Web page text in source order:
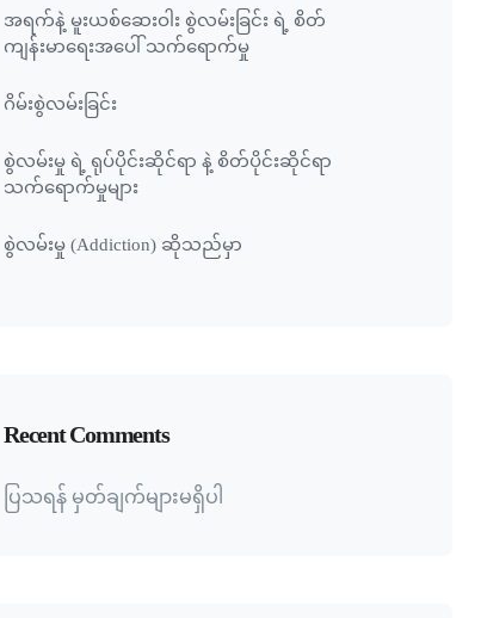
အရက်နဲ့ မူးယစ်ဆေးဝါး စွဲလမ်းခြင်း ရဲ့ စိတ်
ကျန်းမာရေးအပေါ် သက်ရောက်မှု
ဂိမ်းစွဲလမ်းခြင်း
စွဲလမ်းမှု ရဲ့ ရုပ်ပိုင်းဆိုင်ရာ နဲ့ စိတ်ပိုင်းဆိုင်ရာ
သက်ရောက်မှုများ
စွဲလမ်းမှု (Addiction) ဆိုသည်မှာ
Recent Comments
ပြသရန် မှတ်ချက်များမရှိပါ